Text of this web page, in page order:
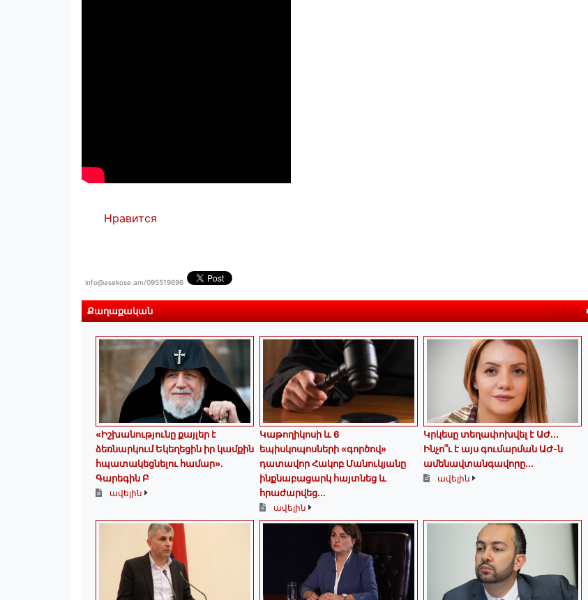
Нравится
info@asekose.am/095519696
Քաղաքական ավելին
«Իշխանությունը քայլեր է
ձեռնարկում Եկեղեցին իր կամքին
հպատակեցնելու համար»․
Գարեգին Բ
ավելին
️Կաթողիկոսի և 6
եպիսկոպոսների «գործով»
դատավոր Հակոբ Մանուկյանը
ինքնաբացարկ հայտնեց և
հրաժարվեց...
ավելին
Կրկեսը տեղափոխվել է ԱԺ...
Ինչո՞ւ է այս գումարման ԱԺ-ն
ամենավտանգավորը...
ավելին